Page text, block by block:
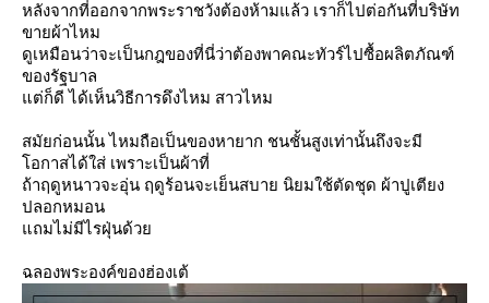
หลังจากที่ออกจากพระราชวังต้องห้ามแล้ว เราก็ไปต่อกันที่บริษัท
ขายผ้าไหม
ดูเหมือนว่าจะเป็นกฎของที่นี่ว่าต้องพาคณะทัวร์ไปซื้อผลิตภัณฑ์
ของรัฐบาล
ต่ก็ดี ได้เห็นวิธีการดึงไหม สาวไหม
สมัยก่อนนั้น ไหมถือเป็นของหายาก ชนชั้นสูงเท่านั้นถึงจะมี
อกาสได้ใส่ เพราะเป็นผ้าที่
ถ้าฤดูหนาวจะอุ่น ฤดูร้อนจะเย็นสบาย นิยมใช้ตัดชุด ผ้าปูเตียง
ปลอกหมอน
ถมไม่มีไรฝุ่นด้ว
ฉลองพระองค์ของฮ่องเต้